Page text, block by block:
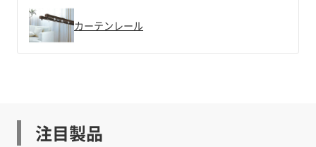
カーテンレール
注目製品